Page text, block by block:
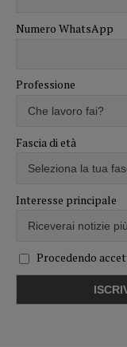
Numero WhatsApp
Professione
Fascia di età
Interesse principale
Procedendo